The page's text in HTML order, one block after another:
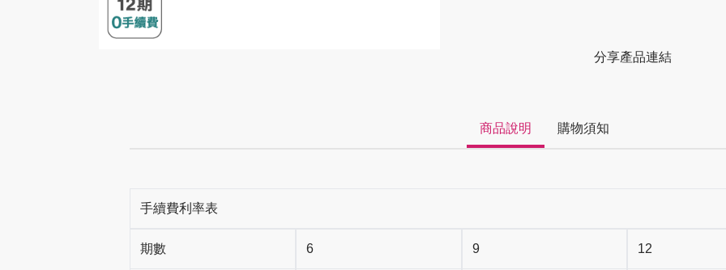
分享產品連結
商品說明 購物須知
手續費利率表
期數 6 9 12